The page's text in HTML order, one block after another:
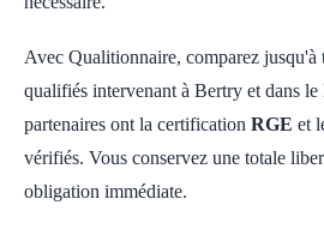
Avec Qualitionnaire, comparez jusqu'à
qualifiés intervenant à Bertry et dans
partenaires ont la certification RGE et
vérifiés. Vous conservez une totale
obligation immédiate.